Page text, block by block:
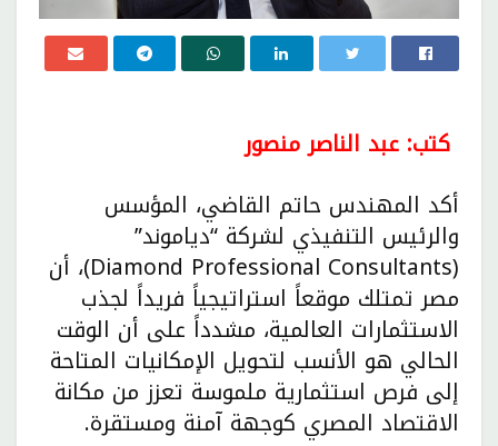
كتب: عبد الناصر منصور
أكد المهندس حاتم القاضي، المؤسس
والرئيس التنفيذي لشركة “دياموند”
(Diamond Professional Consultants)، أن
مصر تمتلك موقعاً استراتيجياً فريداً لجذب
الاستثمارات العالمية، مشدداً على أن الوقت
الحالي هو الأنسب لتحويل الإمكانيات المتاحة
إلى فرص استثمارية ملموسة تعزز من مكانة
الاقتصاد المصري كوجهة آمنة ومستقرة.